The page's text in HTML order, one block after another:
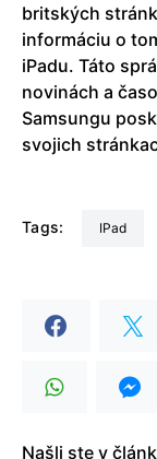
britských
informáciu o
iPadu. Táto
novinách a
Samsungu
svojich
Tags: iPad
Našli ste v